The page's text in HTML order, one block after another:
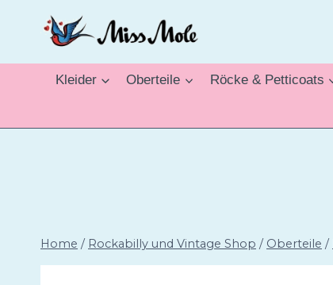
Kleider Oberteile Röcke & Petticoats
Home / Rockabilly und Vintage Shop / Oberteile /